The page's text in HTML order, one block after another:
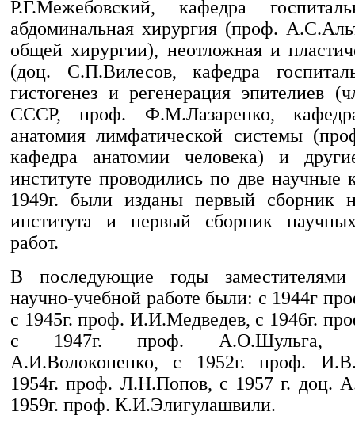
Р.Г.Межебовский, кафедра
абдоминальная хирургия (проф.
общей хирургии), неотложная и
(доц. С.П.Вилесов, кафедра
гистогенез и регенерация эпителиев
СССР, проф. Ф.М.Лазаренко,
анатомия лимфатической системы
кафедра анатомии человека) и
институте проводились по две научные
1949г. были изданы первый сборник
института и первый сборник
работ.
В последующие годы
научно-учебной работе были: с 1944г
с 1945г. проф. И.И.Медведев, с 1946г.
с 1947г. проф. А.О.Шульга,
А.И.Волоконенко, с 1952г. проф.
1954г. проф. Л.Н.Попов, с 1957 г. доц.
1959г. проф. К.И.Элигулашвили.